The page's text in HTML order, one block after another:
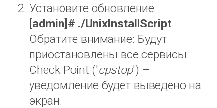
Установите обновление:
[admin]# ./UnixInstallScript
Обратите внимание: Будут
приостановлены все сервисы
Check Point ('cpstop') –
уведомление будет выведено на
экран.
РЕШЕНИЯ
SPANcheck
Аудит корпоративных данных DataCheck
Информационная безопасность